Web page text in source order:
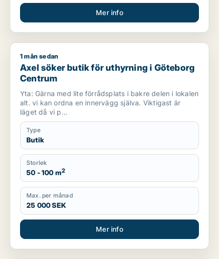
Mer info
Axel söker butik för uthyrning i Göteborg Centrum
1 mån sedan
Axel söker butik för uthyrning i Göteborg
Centrum
Yta: Gärna med lite förrådsplats i bakre delen i lokalen
alt. vi kan ordna en innervägg själva. Viktigast är
läget då vi p...
Type
Butik
Storlek
50 - 100 m2
Max. per månad
25 000 SEK
Mer info